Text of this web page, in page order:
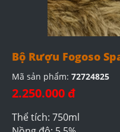
Bộ Rượu Fogoso
Mã sản phẩm: 72724825
2.250.000 đ
Thể tích: 750ml